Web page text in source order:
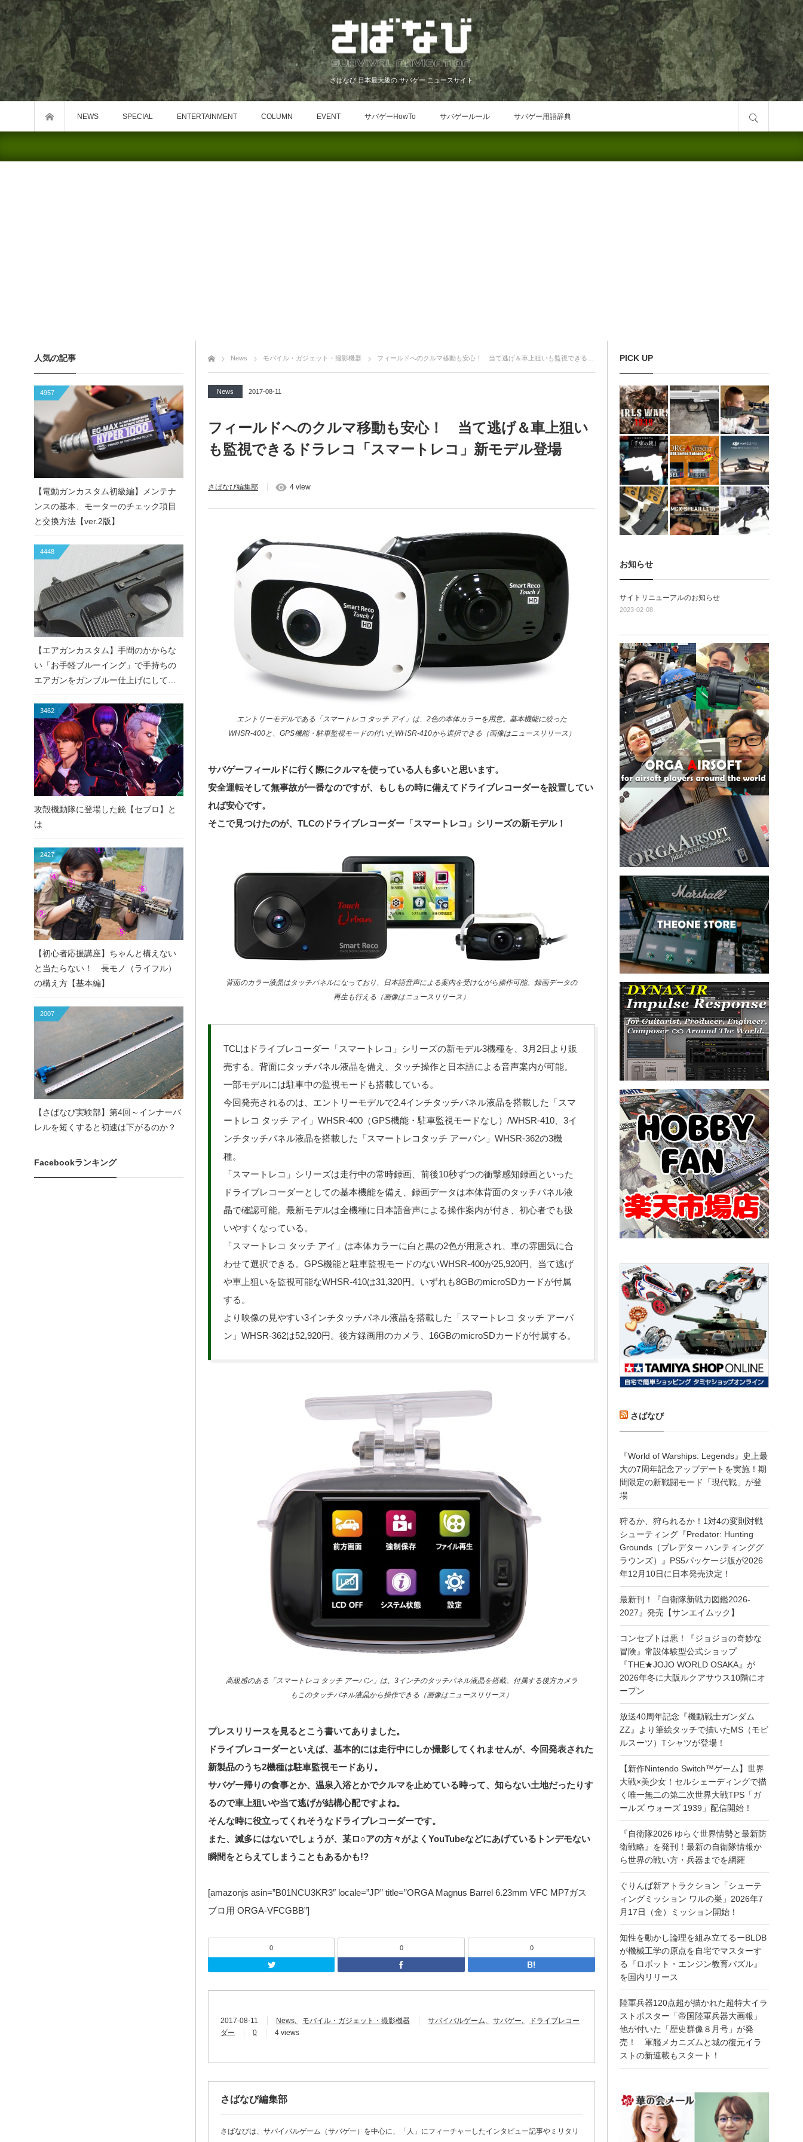
さばなび 日本最大級の サバゲー ニュースサイト
NEWS SPECIAL ENTERTAINMENT COLUMN EVENT サバゲーHowTo サバゲールール サバゲー用語辞典
News モバイル・ガジェット・撮影機器 フィールドへのクルマ移動も安心！ 当て逃げ＆車上狙いも監視できるドラレコ「スマートレコ」新モデル登場
News 2017-08-11
フィールドへのクルマ移動も安心！ 当て逃げ＆車上狙い
も監視できるドラレコ「スマートレコ」新モデル登場
さばなび編集部 4 view
エントリーモデルである「スマートレコ タッチ アイ」は、2色の本体カラーを用意。基本機能に絞った
WHSR-400と、GPS機能・駐車監視モードの付いたWHSR-410から選択できる（画像はニュースリリース）
サバゲーフィールドに行く際にクルマを使っている人も多いと思います。
安全運転そして無事故が一番なのですが、もしもの時に備えてドライブレコーダーを設置してい
れば安心です。
そこで見つけたのが、TLCのドライブレコーダー「スマートレコ」シリーズの新モデル！
背面のカラー液晶はタッチパネルになっており、日本語音声による案内を受けながら操作可能。録画データの
再生も行える（画像はニュースリリース）
TCLはドライブレコーダー「スマートレコ」シリーズの新モデル3機種を、3月2日より販
売する。背面にタッチパネル液晶を備え、タッチ操作と日本語による音声案内が可能。
一部モデルには駐車中の監視モードも搭載している。
今回発売されるのは、エントリーモデルで2.4インチタッチパネル液晶を搭載した「スマ
ートレコ タッチ アイ」WHSR-400（GPS機能・駐車監視モードなし）/WHSR-410、3イ
ンチタッチパネル液晶を搭載した「スマートレコタッチ アーバン」WHSR-362の3機
種。
「スマートレコ」シリーズは走行中の常時録画、前後10秒ずつの衝撃感知録画といった
ドライブレコーダーとしての基本機能を備え、録画データは本体背面のタッチパネル液
晶で確認可能。最新モデルは全機種に日本語音声による操作案内が付き、初心者でも扱
いやすくなっている。
「スマートレコ タッチ アイ」は本体カラーに白と黒の2色が用意され、車の雰囲気に合
わせて選択できる。GPS機能と駐車監視モードのないWHSR-400が25,920円、当て逃げ
や車上狙いを監視可能なWHSR-410は31,320円。いずれも8GBのmicroSDカードが付属
する。
より映像の見やすい3インチタッチパネル液晶を搭載した「スマートレコ タッチ アーバ
ン」WHSR-362は52,920円。後方録画用のカメラ、16GBのmicroSDカードが付属する。
高級感のある「スマートレコ タッチ アーバン」は、3インチのタッチパネル液晶を搭載。付属する後方カメラ
もこのタッチパネル液晶から操作できる（画像はニュースリリース）
プレスリリースを見るとこう書いてありました。
ドライブレコーダーといえば、基本的には走行中にしか撮影してくれませんが、今回発表された
新製品のうち2機種は駐車監視モードあり。
サバゲー帰りの食事とか、温泉入浴とかでクルマを止めている時って、知らない土地だったりす
るので車上狙いや当て逃げが結構心配ですよね。
そんな時に役立ってくれそうなドライブレコーダーです。
また、滅多にはないでしょうが、某ロ○アの方々がよくYouTubeなどにあげているトンデモない
瞬間をとらえてしまうこともあるかも!?
[amazonjs asin=”B01NCU3KR3″ locale=”JP” title=”ORGA Magnus Barrel 6.23mm VFC MP7ガス
ブロ用 ORGA-VFCGBB”]
0
Twitter
0
Facebook
0
はてなブックマーク
2017-08-11 News モバイル・ガジェット・撮影機器 サバイバルゲーム サバゲー
ドライブレコー
ダー
0 4 views
さばなび編集部
さばなびは、サバイバルゲーム（サバゲー）を中心に、「人」にフィーチャーしたインタビュー記事やミリタリ
人気の記事
4957
【電動ガンカスタム初級編】メンテナ
ンスの基本、モーターのチェック項目
と交換方法【ver.2版】
4448
【エアガンカスタム】手間のかからな
い「お手軽ブルーイング」で手持ちの
エアガンをガンブルー仕上げにしてみ
3462
攻殻機動隊に登場した銃【セブロ】と
は
2427
【初心者応援講座】ちゃんと構えない
と当たらない！ 長モノ（ライフル）
の構え方【基本編】
2007
【さばなび実験部】第4回～インナーバ
レルを短くすると初速は下がるのか？
Facebookランキング
PICK UP
お知らせ
サイトリニューアルのお知らせ
2023-02-08
さばなび
『World of Warships: Legends』史上最
大の7周年記念アップデートを実施！期
間限定の新戦闘モード「現代戦」が登
場
狩るか、狩られるか！1対4の変則対戦
シューティング『Predator: Hunting
Grounds（プレデター ハンティンググ
ラウンズ）』PS5パッケージ版が2026
年12月10日に日本発売決定！
最新刊！『自衛隊新戦力図鑑2026-
2027』発売【サンエイムック】
コンセプトは悪！『ジョジョの奇妙な
冒険』常設体験型公式ショップ
『THE★JOJO WORLD OSAKA』が
2026年冬に大阪ルクアサウス10階にオ
ープン
放送40周年記念『機動戦士ガンダム
ZZ』より筆絵タッチで描いたMS（モビ
ルスーツ）Tシャツが登場！
【新作Nintendo Switch™ゲーム】世界
大戦×美少女！セルシェーディングで描
く唯一無二の第二次世界大戦TPS「ガ
ールズ ウォーズ 1939」配信開始！
『自衛隊2026 ゆらぐ世界情勢と最新防
衛戦略』を発刊！最新の自衛隊情報か
ら世界の戦い方・兵器までを網羅
ぐりんぱ新アトラクション「シューテ
ィングミッション ワルの巣」2026年7
月17日（金）ミッション開始！
知性を動かし論理を組み立てるーBLDB
が機械工学の原点を自宅でマスターす
る『ロボット・エンジン教育パズル』
を国内リリース
陸軍兵器120点超が描かれた超特大イラ
ストポスター「帝国陸軍兵器大画報」
他が付いた「歴史群像８月号」が発
売！ 軍艦メカニズムと城の復元イラ
ストの新連載もスタート！